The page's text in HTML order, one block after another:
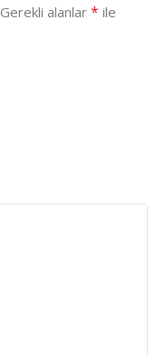
Gerekli alanlar * ile